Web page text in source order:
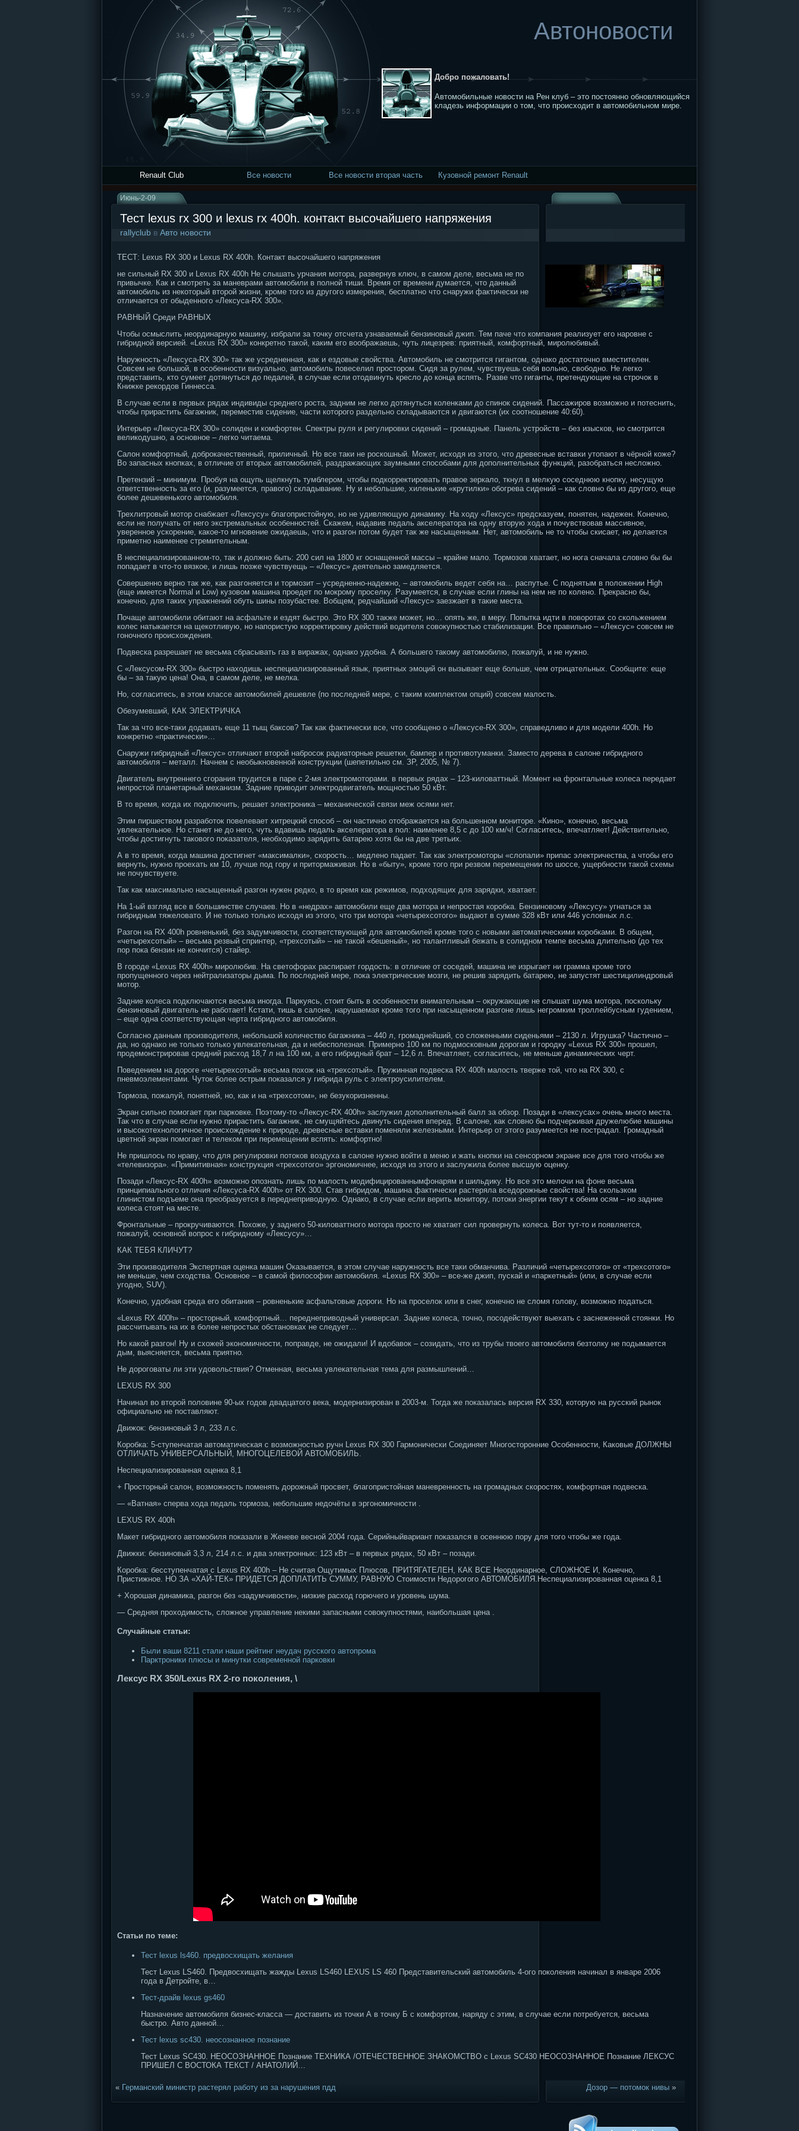
Автоновости
Добро пожаловать!
Автомобильные новости на Рен клуб – это постоянно обновляющийся
кладезь информации о том, что происходит в автомобильном мире.
Renault Club Все новости Все новости вторая часть Кузовной ремонт Renault
Июнь-2-09
Тест lexus rx 300 и lexus rx 400h. контакт высочайшего напряжения
rallyclub в Авто новости
ТЕСТ: Lexus RX 300 и Lexus RX 400h. Контакт высочайшего напряжения
не сильный RX 300 и Lexus RX 400h Не слышать урчания мотора, развернув ключ, в самом деле, весьма не по
привычке. Как и смотреть за маневрами автомобили в полной тиши. Время от времени думается, что данный
автомобиль из некоторый второй жизни, кроме того из другого измерения, бесплатно что снаружи фактически не
отличается от обыденного «Лексуса-RX 300».
РАВНЫЙ Среди РАВНЫХ
Чтобы осмыслить неординарную машину, избрали за точку отсчета узнаваемый бензиновый джип. Тем паче что компания реализует его наровне с
гибридной версией. «Lexus RX 300» конкретно такой, каким его воображаешь, чуть лицезрев: приятный, комфортный, миролюбивый.
Наружность «Лексуса-RX 300» так же усредненная, как и ездовые свойства. Автомобиль не смотрится гигантом, однако достаточно вместителен.
Совсем не большой, в особенности визуально, автомобиль повеселил простором. Сидя за рулем, чувствуешь себя вольно, свободно. Не легко
представить, кто сумеет дотянуться до педалей, в случае если отодвинуть кресло до конца вспять. Разве что гиганты, претендующие на строчок в
Книжке рекордов Гиннесса.
В случае если в первых рядах индивиды среднего роста, задним не легко дотянуться коленками до спинок сидений. Пассажиров возможно и потеснить,
чтобы прирастить багажник, переместив сидение, части которого раздельно складываются и двигаются (их соотношение 40:60).
Интерьер «Лексуса-RX 300» солиден и комфортен. Спектры руля и регулировки сидений – громадные. Панель устройств – без изысков, но смотрится
великодушно, а основное – легко читаема.
Салон комфортный, доброкачественный, приличный. Но все таки не роскошный. Может, исходя из этого, что древесные вставки утопают в чёрной коже?
Во запасных кнопках, в отличие от вторых автомобилей, раздражающих заумными способами для дополнительных функций, разобраться несложно.
Претензий – минимум. Пробуя на ощупь щелкнуть тумблером, чтобы подкорректировать правое зеркало, ткнул в мелкую соседнюю кнопку, несущую
ответственность за его (и, разумеется, правого) складывание. Ну и небольшие, хиленькие «крутилки» обогрева сидений – как словно бы из другого, еще
более дешевенького автомобиля.
Трехлитровый мотор снабжает «Лексусу» благопристойную, но не удивляющую динамику. На ходу «Лексус» предсказуем, понятен, надежен. Конечно,
если не получать от него экстремальных особенностей. Скажем, надавив педаль акселератора на одну вторую хода и почувствовав массивное,
уверенное ускорение, какое-то мгновение ожидаешь, что и разгон потом будет так же насыщенным. Нет, автомобиль не то чтобы скисает, но делается
приметно наименее стремительным.
В неспециализированном-то, так и должно быть: 200 сил на 1800 кг оснащенной массы – крайне мало. Тормозов хватает, но нога сначала словно бы бы
попадает в что-то вязкое, и лишь позже чувствуещь – «Лексус» деятельно замедляется.
Совершенно верно так же, как разгоняется и тормозит – усредненно-надежно, – автомобиль ведет себя на… распутье. С поднятым в положении High
(еще имеется Normal и Low) кузовом машина проедет по мокрому проселку. Разумеется, в случае если глины на нем не по колено. Прекрасно бы,
конечно, для таких упражнений обуть шины позубастее. Вобщем, редчайший «Лексус» заезжает в такие места.
Почаще автомобили обитают на асфальте и ездят быстро. Это RX 300 также может, но… опять же, в меру. Попытка идти в поворотах со скольжением
колес натыкается на щекотливую, но напористую корректировку действий водителя совокупностью стабилизации. Все правильно – «Лексус» совсем не
гоночного происхождения.
Подвеска разрешает не весьма сбрасывать газ в виражах, однако удобна. А большего такому автомобилю, пожалуй, и не нужно.
С «Лексусом-RX 300» быстро находишь неспециализированный язык, приятных эмоций он вызывает еще больше, чем отрицательных. Сообщите: еще
бы – за такую цена! Она, в самом деле, не мелка.
Но, согласитесь, в этом классе автомобилей дешевле (по последней мере, с таким комплектом опций) совсем малость.
Обезумевший, КАК ЭЛЕКТРИЧКА
Так за что все-таки додавать еще 11 тыщ баксов? Так как фактически все, что сообщено о «Лексусе-RX 300», справедливо и для модели 400h. Но
конкретно «практически»…
Снаружи гибридный «Лексус» отличают второй набросок радиаторные решетки, бампер и противотуманки. Заместо дерева в салоне гибридного
автомобиля – металл. Начнем с необыкновенной конструкции (шепетильно см. ЗР, 2005, № 7).
Двигатель внутреннего сгорания трудится в паре с 2-мя электромоторами. в первых рядах – 123-киловаттный. Момент на фронтальные колеса передает
непростой планетарный механизм. Задние приводит электродвигатель мощностью 50 кВт.
В то время, когда их подключить, решает электроника – механической связи меж осями нет.
Этим пиршеством разработок повелевает хитрецкий способ – он частично отображается на большенном мониторе. «Кино», конечно, весьма
увлекательное. Но станет не до него, чуть вдавишь педаль акселератора в пол: наименее 8,5 с до 100 км/ч! Согласитесь, впечатляет! Действительно,
чтобы достигнуть такового показателя, необходимо зарядить батарею хотя бы на две третьих.
А в то время, когда машина достигнет «максималки», скорость… медлено падает. Так как электромоторы «слопали» припас электричества, а чтобы его
вернуть, нужно проехать км 10, лучше под гору и притормаживая. Но в «быту», кроме того при резвом перемещении по шоссе, ущербности такой схемы
не почувствуете.
Так как максимально насыщенный разгон нужен редко, в то время как режимов, подходящих для зарядки, хватает.
На 1-ый взгляд все в большинстве случаев. Но в «недрах» автомобили еще два мотора и непростая коробка. Бензиновому «Лексусу» угнаться за
гибридным тяжеловато. И не только только исходя из этого, что три мотора «четырехсотого» выдают в сумме 328 кВт или 446 условных л.с.
Разгон на RX 400h ровненький, без задумчивости, соответствующей для автомобилей кроме того с новыми автоматическими коробками. В общем,
«четырехсотый» – весьма резвый спринтер, «трехсотый» – не такой «бешеный», но талантливый бежать в солидном темпе весьма длительно (до тех
пор пока бензин не кончится) стайер.
В городе «Lexus RX 400h» миролюбив. На светофорах распирает гордость: в отличие от соседей, машина не изрыгает ни грамма кроме того
пропущенного через нейтрализаторы дыма. По последней мере, пока электрические мозги, не решив зарядить батарею, не запустят шестицилиндровый
мотор.
Задние колеса подключаются весьма иногда. Паркуясь, стоит быть в особенности внимательным – окружающие не слышат шума мотора, поскольку
бензиновый двигатель не работает! Кстати, тишь в салоне, нарушаемая кроме того при насыщенном разгоне лишь негромким троллейбусным гудением,
– еще одна соответствующая черта гибридного автомобиля.
Согласно данным производителя, небольшой количество багажника – 440 л, громаднейший, со сложенными сиденьями – 2130 л. Игрушка? Частично –
да, но однако не только только увлекательная, да и небесполезная. Примерно 100 км по подмосковным дорогам и городку «Lexus RX 300» прошел,
продемонстрировав средний расход 18,7 л на 100 км, а его гибридный брат – 12,6 л. Впечатляет, согласитесь, не меньше динамических черт.
Поведением на дороге «четырехсотый» весьма похож на «трехсотый». Пружинная подвеска RX 400h малость тверже той, что на RX 300, с
пневмоэлементами. Чуток более острым показался у гибрида руль с электроусилителем.
Тормоза, пожалуй, понятней, но, как и на «трехсотом», не безукоризненны.
Экран сильно помогает при парковке. Поэтому-то «Лексус-RX 400h» заслужил дополнительный балл за обзор. Позади в «лексусах» очень много места.
Так что в случае если нужно прирастить багажник, не смущяйтесь двинуть сидения вперед. В салоне, как словно бы подчеркивая дружелюбие машины
и высокотехнологичное происхождение к природе, древесные вставки поменяли железными. Интерьер от этого разумеется не пострадал. Громадный
цветной экран помогает и телеком при перемещении вспять: комфортно!
Не пришлось по нраву, что для регулировки потоков воздуха в салоне нужно войти в меню и жать кнопки на сенсорном экране все для того чтобы же
«телевизора». «Примитивная» конструкция «трехсотого» эргономичнее, исходя из этого и заслужила более высшую оценку.
Позади «Лексус-RX 400h» возможно опознать лишь по малость модифицированнымфонарям и шильдику. Но все это мелочи на фоне весьма
принципиального отличия «Лексуса-RX 400h» от RX 300. Став гибридом, машина фактически растеряла вседорожные свойства! На скользком
глинистом подъеме она преобразуется в переднеприводную. Однако, в случае если верить монитору, потоки энергии текут к обеим осям – но задние
колеса стоят на месте.
Фронтальные – прокручиваются. Похоже, у заднего 50-киловаттного мотора просто не хватает сил провернуть колеса. Вот тут-то и появляется,
пожалуй, основной вопрос к гибридному «Лексусу»…
КАК ТЕБЯ КЛИЧУТ?
Эти производителя Экспертная оценка машин Оказывается, в этом случае наружность все таки обманчива. Различий «четырехсотого» от «трехсотого»
не меньше, чем сходства. Основное – в самой философии автомобиля. «Lexus RX 300» – все-же джип, пускай и «паркетный» (или, в случае если
угодно, SUV).
Конечно, удобная среда его обитания – ровненькие асфальтовые дороги. Но на проселок или в снег, конечно не сломя голову, возможно податься.
«Lexus RX 400h» – просторный, комфортный… переднеприводный универсал. Задние колеса, точно, посодействуют выехать с заснеженной стоянки. Но
рассчитывать на их в более непростых обстановках не следует…
Но какой разгон! Ну и схожей экономичности, поправде, не ожидали! И вдобавок – созидать, что из трубы твоего автомобиля безтолку не подымается
дым, выясняется, весьма приятно.
Не дороговаты ли эти удовольствия? Отменная, весьма увлекательная тема для размышлений…
LEXUS RX 300
Начинал во второй половине 90-ых годов двадцатого века, модернизирован в 2003-м. Тогда же показалась версия RX 330, которую на русский рынок
официально не поставляют.
Движок: бензиновый 3 л, 233 л.с.
Коробка: 5-ступенчатая автоматическая с возможностью ручн Lexus RX 300 Гармонически Соединяет Многосторонние Особенности, Каковые ДОЛЖНЫ
ОТЛИЧАТЬ УНИВЕРСАЛЬНЫЙ, МНОГОЦЕЛЕВОЙ АВТОМОБИЛЬ.
Неспециализированная оценка 8,1
+ Просторный салон, возможность поменять дорожный просвет, благопристойная маневренность на громадных скоростях, комфортная подвеска.
— «Ватная» сперва хода педаль тормоза, небольшие недочёты в эргономичности .
LEXUS RX 400h
Макет гибридного автомобиля показали в Женеве весной 2004 года. Серийныйвариант показался в осеннюю пору для того чтобы же года.
Движки: бензиновый 3,3 л, 214 л.с. и два электронных: 123 кВт – в первых рядах, 50 кВт – позади.
Коробка: бесступенчатая с Lexus RX 400h – Не считая Ощутимых Плюсов, ПРИТЯГАТЕЛЕН, КАК ВСЕ Неординарное, СЛОЖНОЕ И, Конечно,
Пристижное. НО ЗА «ХАЙ-ТЕК» ПРИДЕТСЯ ДОПЛАТИТЬ СУММУ, РАВНУЮ Стоимости Недорогого АВТОМОБИЛЯ.Неспециализированная оценка 8,1
+ Хорошая динамика, разгон без «задумчивости», низкие расход горючего и уровень шума.
— Средняя проходимость, сложное управление некими запасными совокупностями, наибольшая цена .
Случайные статьи:
Были ваши 8211 стали наши рейтинг неудач русского автопрома
Парктроники плюсы и минутки современной парковки
Лексус RX 350/Lexus RX 2-го поколения, \
Статьи по теме:
Тест lexus ls460. предвосхищать желания
Тест Lexus LS460. Предвосхищать жажды Lexus LS460 LEXUS LS 460 Представительский автомобиль 4-ого поколения начинал в январе 2006
года в Детройте, в…
Тест-драйв lexus gs460
Назначение автомобиля бизнес-класса — доставить из точки А в точку Б с комфортом, наряду с этим, в случае если потребуется, весьма
быстро. Авто данной…
Тест lexus sc430. неосознанное познание
Тест Lexus SC430. НЕОСОЗНАННОЕ Познание ТЕХНИКА /ОТЕЧЕСТВЕННОЕ ЗНАКОМСТВО с Lexus SC430 НЕОСОЗНАННОЕ Познание ЛЕКСУС
ПРИШЕЛ С ВОСТОКА ТЕКСТ / АНАТОЛИЙ…
« Германский министр растерял работу из за нарушения пдд Дозор — потомок нивы »